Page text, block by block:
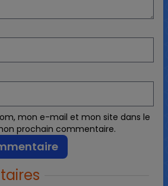
mon e-mail et mon site dans le
prochain commentaire.